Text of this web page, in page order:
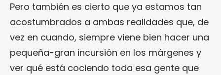
Pero también es cierto que ya estamos tan
acostumbrados a ambas realidades que, de
vez en cuando, siempre viene bien hacer una
pequeña-gran incursión en los márgenes y
ver qué está cociendo toda esa gente que